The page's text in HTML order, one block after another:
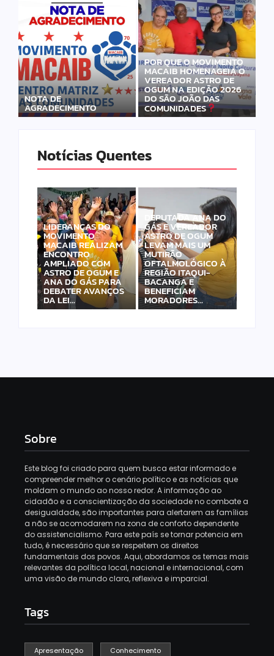
NOTA DE
AGRADECIMENTO
POR QUE O MOVIMENTO
MACAIB HOMENAGEIA O
VEREADOR ASTRO DE
OGUM NA EDIÇÃO 2026
DO SÃO JOÃO DAS
COMUNIDADES
Notícias Quentes
LIDERANÇAS DO
MOVIMENTO
MACAIB REALIZAM
ENCONTRO
AMPLIADO COM
ASTRO DE OGUM E
ANA DO GÁS PARA
DEBATER AVANÇOS
DA LEI…
DEPUTADA ANA DO
GÁS E VEREADOR
ASTRO DE OGUM
LEVAM MAIS UM
MUTIRÃO
OFTALMOLÓGICO À
REGIÃO ITAQUI-
BACANGA E
BENEFICIAM
MORADORES…
Sobre
Este blog foi criado para quem busca estar informado e
compreender melhor o cenário político e as notícias que
moldam o mundo ao nosso redor. A informação ao
cidadão e a conscientização da sociedade no combate a
desigualdade, são importantes para alertarem as famílias
a não se acomodarem na zona de conforto dependente
do assistencialismo. Para este país se tornar potencia em
tudo, é necessário que se respeitem os direitos
fundamentais dos povos. Aqui, abordamos os temas mais
relevantes da política local, nacional e internacional, com
uma visão de mundo clara, reflexiva e imparcial.
Tags
Apresentação Conhecimento